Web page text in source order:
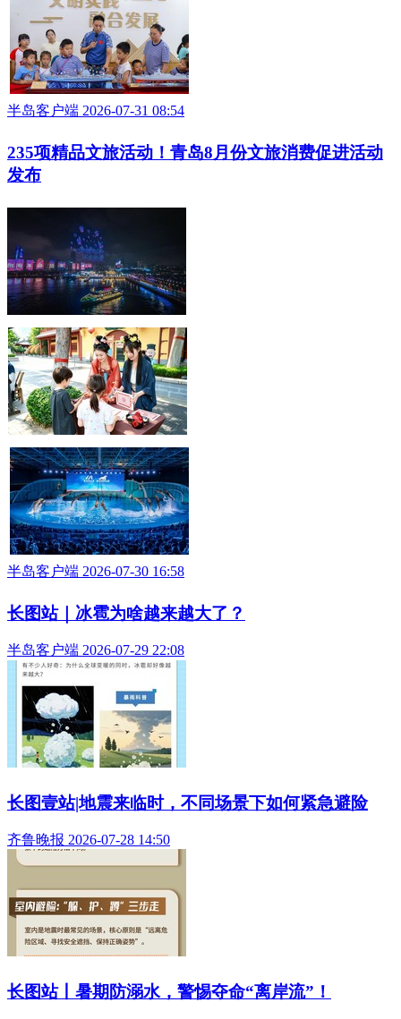
半岛客户端 2026-07-31 08:54
235项精品文旅活动！青岛8月份文旅消费促进活动
发布
半岛客户端 2026-07-30 16:58
长图站｜冰雹为啥越来越大了？
半岛客户端 2026-07-29 22:08
长图壹站|地震来临时，不同场景下如何紧急避险
齐鲁晚报 2026-07-28 14:50
长图站丨暑期防溺水，警惕夺命“离岸流”！